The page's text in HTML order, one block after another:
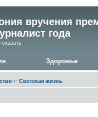
вручения
года
Здоровье
‹· Светская жизнь